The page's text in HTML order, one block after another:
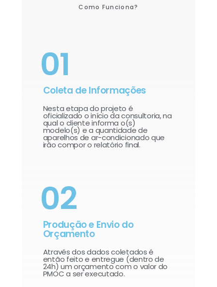
Como Funciona?
01
Coleta de Informações
Nesta etapa do projeto é
oficializado o início da consultoria, na
qual o cliente informa o(s)
modelo(s) e a quantidade de
aparelhos de ar-condicionado que
irão compor o relatório final.​
02
Produção e Envio do
Orçamento
Através dos dados coletados é
então feito e entregue (dentro de
24h) um orçamento com o valor do
PMOC a ser executado.